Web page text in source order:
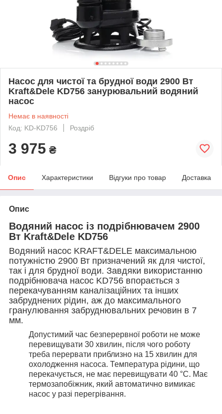
Насос для чистої та брудної води 2900 Вт
Kraft&Dele KD756 занурювальний водяний
насос
Немає в наявності
Код: KD-KD756
Роздріб
3 975 ₴
Опис Характеристики Відгуки про товар Доставка
Опис
Водяний насос із подрібнювачем 2900
Вт Kraft&Dele KD756
Водяний насос KRAFT&DELE максимальною
потужністю 2900 Вт призначений як для чистої,
так і для брудної води. Завдяки використанню
подрібнювача насос KD756 впорається з
перекачуванням каналізаційних та інших
забруднених рідин, аж до максимального
гранулювання забруднювальних речовин в 7
мм.
Допустимий час безперервної роботи не може
перевищувати 30 хвилин, після чого роботу
треба перервати приблизно на 15 хвилин для
охолодження насоса. Температура рідини, що
перекачується, не має перевищувати 40 °C. Має
термозапобіжник, який автоматично вимикає
насос у разі перегрівання.